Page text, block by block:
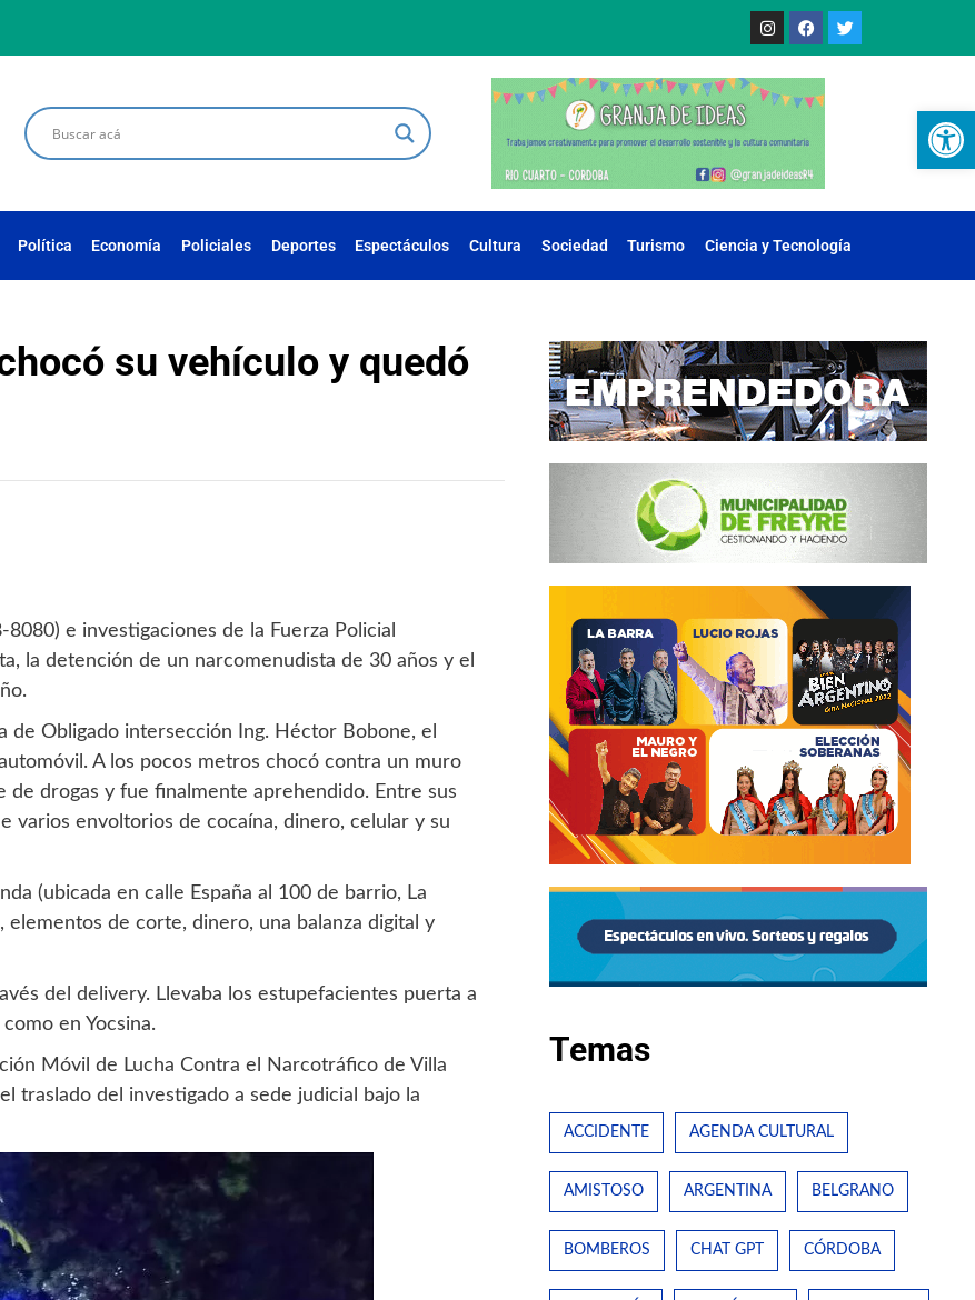
Política Economía Policiales Deportes Espectáculos Cultura Sociedad Turismo Ciencia y Tecnología
su vehículo y quedó
e investigaciones de la Fuerza Policial
la detención de un narcomenudista de 30 años y el
de Obligado intersección Ing. Héctor Bobone, el
A los pocos metros chocó contra un muro
de drogas y fue finalmente aprehendido. Entre sus
varios envoltorios de cocaína, dinero, celular y su
(ubicada en calle España al 100 de barrio, La
elementos de corte, dinero, una balanza digital y
del delivery. Llevaba los estupefacientes puerta a
en Yocsina.
Móvil de Lucha Contra el Narcotráfico de Villa
traslado del investigado a sede judicial bajo la
Temas
ACCIDENTE AGENDA CULTURAL
AMISTOSO ARGENTINA BELGRANO
BOMBEROS CHAT GPT CÓRDOBA